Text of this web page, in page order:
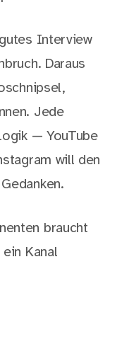
Interview
Daraus
Jede
— YouTube
will den
braucht
Kanal